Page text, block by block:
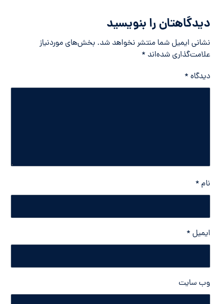
دیدگاهتان را بنویسید
نشانی ایمیل شما منتشر نخواهد شد. بخش‌های موردنیاز
علامت‌گذاری شده‌اند *
دیدگاه *
نام *
ایمیل *
وب‌ سایت